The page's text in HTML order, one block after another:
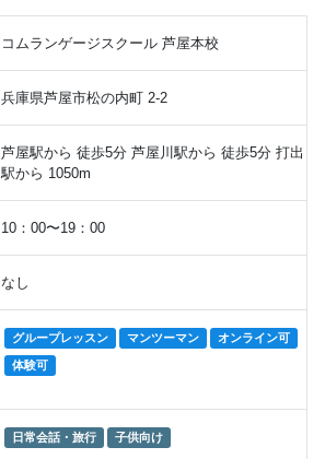
コムランゲージスクール 芦屋本校
兵庫県芦屋市松の内町 2-2
芦屋駅から 徒歩5分 芦屋川駅から 徒歩5分 打出
駅から 1050m
10：00〜19：00
なし
グループレッスン マンツーマン オンライン可
体験可
日常会話・旅行 子供向け